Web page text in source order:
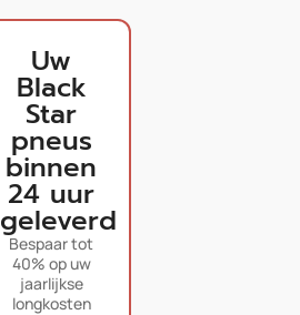
Uw
Black
Star
pneus
binnen
24 uur
geleverd
Bespaar tot
40% op uw
jaarlijkse
longkosten